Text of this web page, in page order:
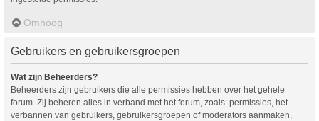
Omhoog
Gebruikers en gebruikersgroepen
Wat zijn Beheerders?
Beheerders zijn gebruikers die alle permissies hebben over het gehele
forum. Zij beheren alles in verband met het forum, zoals: permissies, het
verbannen van gebruikers, gebruikersgroepen of moderators aanmaken,